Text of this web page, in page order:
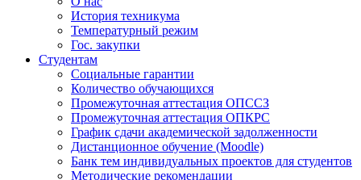
История техникума
Температурный режим
Гос. закупки
Студентам
Социальные гарантии
Количество обучающихся
Промежуточная аттестация ОПССЗ
Промежуточная аттестация ОПКРС
График сдачи академической задолженности
Дистанционное обучение (Moodle)
Банк тем индивидуальных проектов для студентов
Методические рекомендации